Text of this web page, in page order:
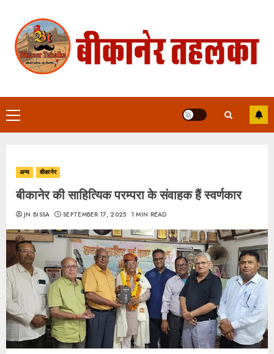
content
Primary
Menu
अन्य बीकानेर
बीकानेर की साहित्यिक परम्परा के संवाहक हैं स्वर्णकार
JN BISSA SEPTEMBER 17, 2025 1 MIN READ